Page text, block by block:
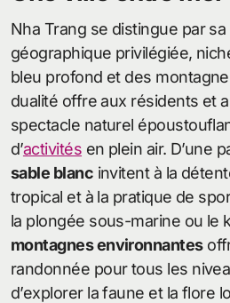
Nha Trang se distingue par sa
géographique privilégiée,
bleu profond et des
dualité offre aux résidents et
spectacle naturel
d’activités en plein air. D’une
sable blanc invitent à la
tropical et à la pratique de
la plongée sous-marine ou le
montagnes environnantes
randonnée pour tous les
d’explorer la faune et la flore